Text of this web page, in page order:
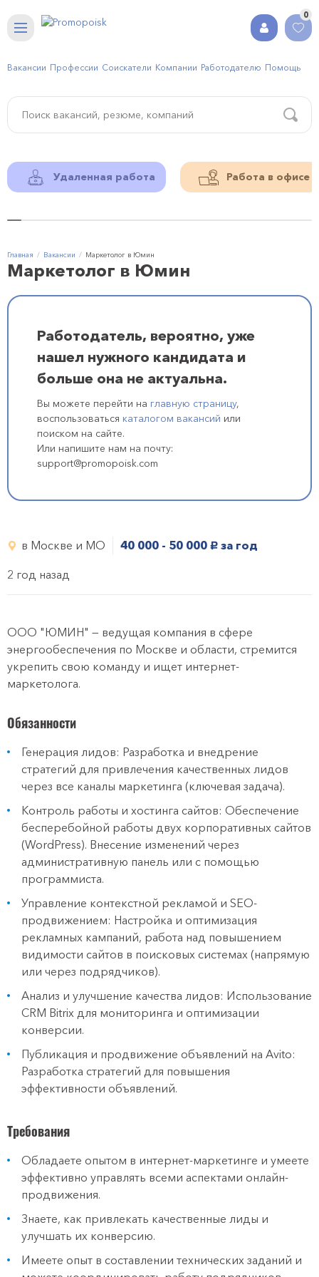
0
Вакансии Профессии Соискатели Компании Работодателю Помощь
Удаленная работа Работа в офисе
Главная Вакансии Маркетолог в Юмин
Маркетолог в Юмин
Работодатель, вероятно, уже
нашел нужного кандидата и
больше она не актуальна.
Вы можете перейти на главную страницу,
воспользоваться каталогом вакансий или
поиском на сайте.
Или напишите нам на почту:
support@promopoisk.com
в Москве и МО 40 000 - 50 000 руб. за год
2 год назад
ООО "ЮМИН" — ведущая компания в сфере
энергообеспечения по Москве и области, стремится
укрепить свою команду и ищет интернет-
маркетолога.
Обязанности
Генерация лидов: Разработка и внедрение
стратегий для привлечения качественных лидов
через все каналы маркетинга (ключевая задача).
Контроль работы и хостинга сайтов: Обеспечение
бесперебойной работы двух корпоративных сайтов
(WordPress). Внесение изменений через
административную панель или с помощью
программиста.
Управление контекстной рекламой и SEO-
продвижением: Настройка и оптимизация
рекламных кампаний, работа над повышением
видимости сайтов в поисковых системах (напрямую
или через подрядчиков).
Анализ и улучшение качества лидов: Использование
CRM Bitrix для мониторинга и оптимизации
конверсии.
Публикация и продвижение объявлений на Avito:
Разработка стратегий для повышения
эффективности объявлений.
Требования
Обладаете опытом в интернет-маркетинге и умеете
эффективно управлять всеми аспектами онлайн-
продвижения.
Знаете, как привлекать качественные лиды и
улучшать их конверсию.
Имеете опыт в составлении технических заданий и